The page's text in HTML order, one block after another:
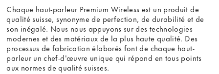
Chaque haut-parleur Premium Wireless est un produit de
qualité suisse, synonyme de perfection, de durabilité et de
son inégalé. Nous nous appuyons sur des technologies
modernes et des matériaux de la plus haute qualité. Des
processus de fabrication élaborés font de chaque haut-
parleur un chef-d'œuvre unique qui répond en tous points
aux normes de qualité suisses.